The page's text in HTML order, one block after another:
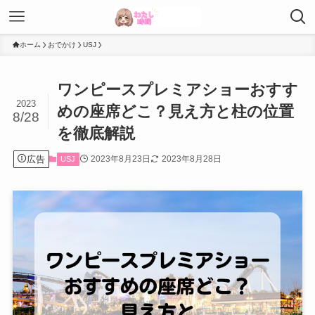
ホーム おでかけ USJ
ワンピースプレミアショーおすす
めの座席どこ？見え方と柱の位置
を徹底解説
2023
8/28
広告 USJ 2023年8月23日 2023年8月28日